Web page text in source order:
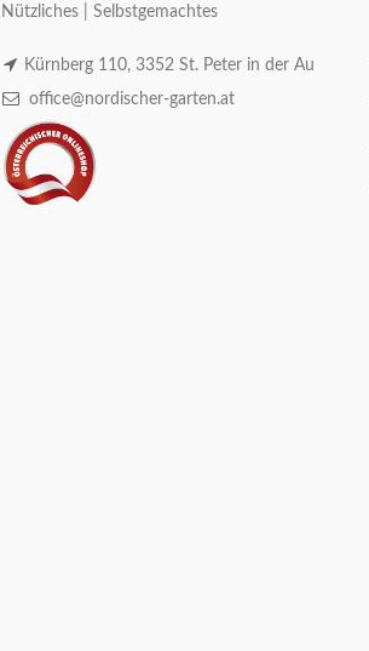
Nützliches | Selbstgemachtes
Kürnberg 110, 3352 St. Peter in der Au
office@nordischer-garten.at